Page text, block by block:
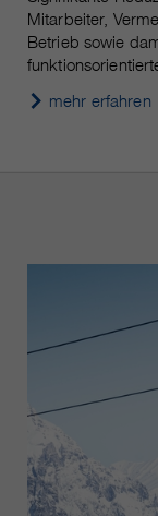
Mitarbeiter,
Betrieb sowie
mehr erfahren